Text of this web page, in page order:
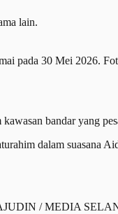
lain.
pada 30 Mei 2026.
bandar yang
dalam suasana
/ MEDIA